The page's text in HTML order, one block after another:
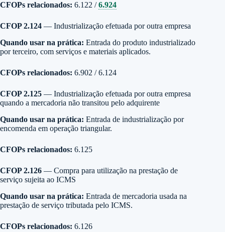
CFOPs relacionados: 6.122 /6.924
CFOP 2.124 — Industrialização efetuada por outra empresa
Quando usar na prática: Entrada do produto industrializado
por terceiro, com serviços e materiais aplicados.
CFOPs relacionados: 6.902 / 6.124
CFOP 2.125 — Industrialização efetuada por outra empresa
quando a mercadoria não transitou pelo adquirente
Quando usar na prática: Entrada de industrialização por
encomenda em operação triangular.
CFOPs relacionados: 6.125
CFOP 2.126 — Compra para utilização na prestação de
serviço sujeita ao ICMS
Quando usar na prática: Entrada de mercadoria usada na
prestação de serviço tributada pelo ICMS.
CFOPs relacionados: 6.126